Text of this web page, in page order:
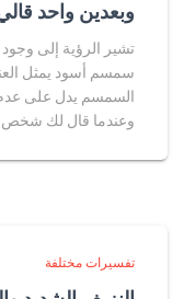
وبعدين واحد
تشير الرؤية إلى
سمسم أسود يمثل
السمسم يدل على عدم
وعندما قال لك شخص
تفسيرات مختلفة